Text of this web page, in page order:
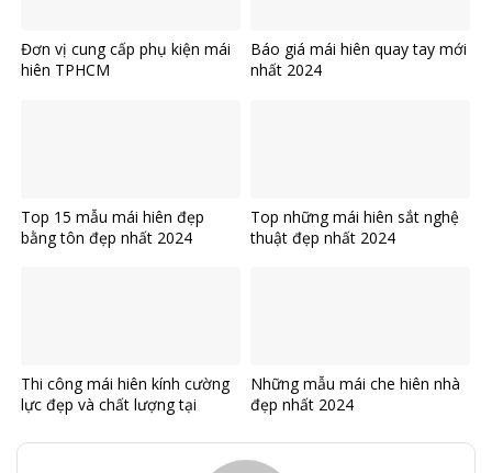
Đơn vị cung cấp phụ kiện mái
hiên TPHCM
Báo giá mái hiên quay tay mới
nhất 2024
Top 15 mẫu mái hiên đẹp
bằng tôn đẹp nhất 2024
Top những mái hiên sắt nghệ
thuật đẹp nhất 2024
Thi công mái hiên kính cường
lực đẹp và chất lượng tại
Những mẫu mái che hiên nhà
đẹp nhất 2024